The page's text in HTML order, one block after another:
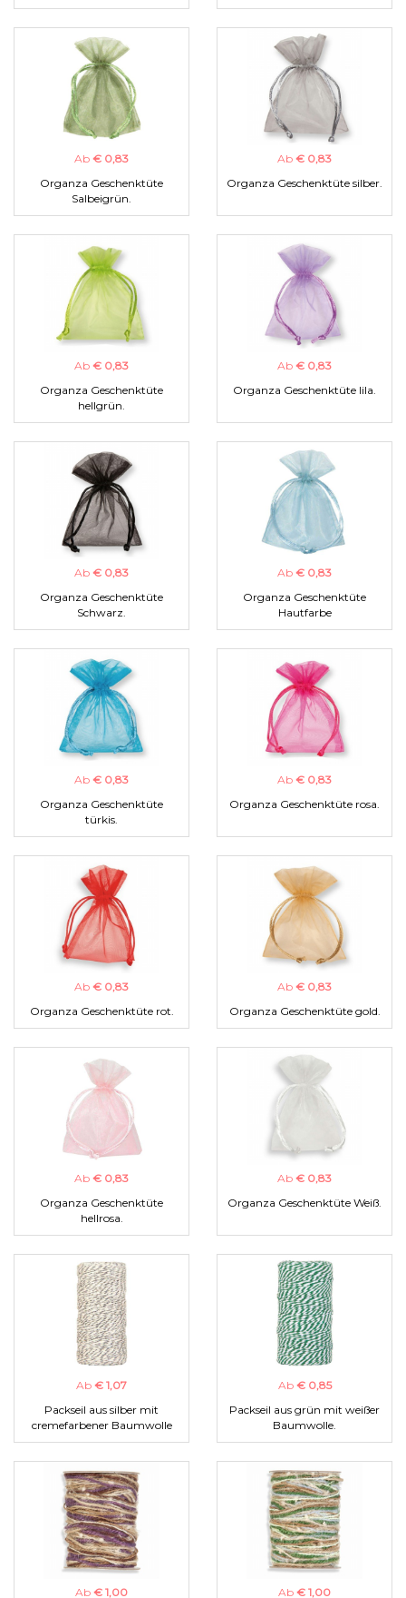
Ab € 0,83
Organza Geschenktüte
Salbeigrün.
Ab € 0,83
Organza Geschenktüte silber.
Ab € 0,83
Organza Geschenktüte
hellgrün.
Ab € 0,83
Organza Geschenktüte lila.
Ab € 0,83
Organza Geschenktüte
Schwarz.
Ab € 0,83
Organza Geschenktüte
Hautfarbe
Ab € 0,83
Organza Geschenktüte
türkis.
Ab € 0,83
Organza Geschenktüte rosa.
Ab € 0,83
Organza Geschenktüte rot.
Ab € 0,83
Organza Geschenktüte gold.
Ab € 0,83
Organza Geschenktüte
hellrosa.
Ab € 0,83
Organza Geschenktüte Weiß.
Ab € 1,07
Packseil aus silber mit
cremefarbener Baumwolle
Ab € 0,85
Packseil aus grün mit weißer
Baumwolle.
Ab € 1,00 Ab € 1,00